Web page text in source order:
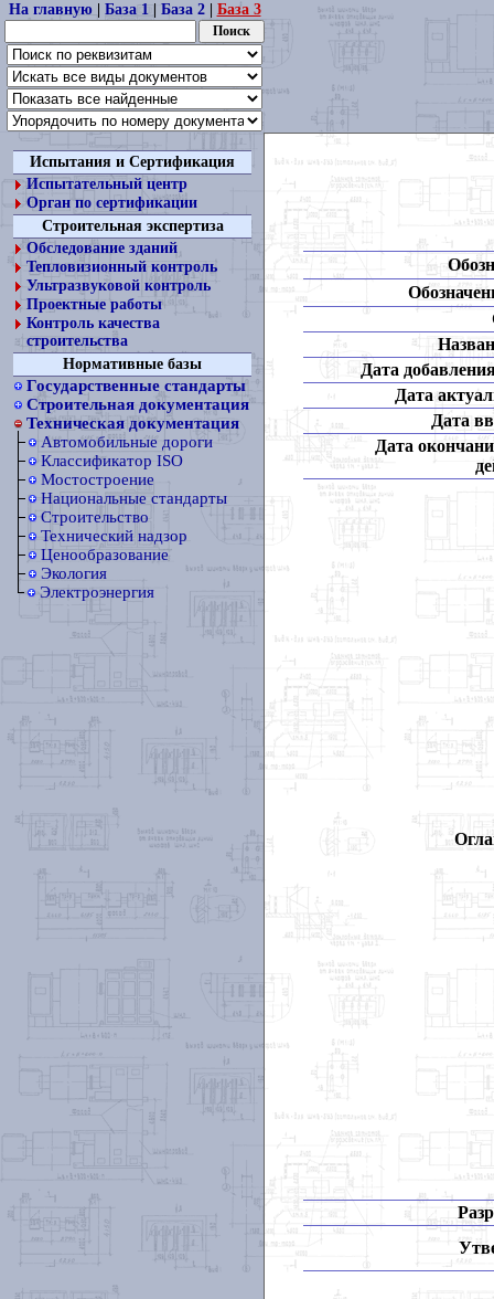
На главную| База 1| База 2| База 3
Испытания и Сертификация
Испытательный центр
Орган по сертификации
Строительная экспертиза
Обследование зданий
Тепловизионный контроль
Ультразвуковой контроль
Проектные работы
Контроль качества
строительства
Нормативные базы
Государственные стандарты
Строительная документация
Техническая документация
Автомобильные дороги
Классификатор ISO
Мостостроение
Национальные стандарты
Строительство
Технический надзор
Ценообразование
Экология
Электроэнергия
Дата
Дата
Дата
Дата